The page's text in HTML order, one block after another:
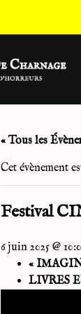
« Tous les
Cet évènement
Festival
6 juin 2025 @
«
LIVRES